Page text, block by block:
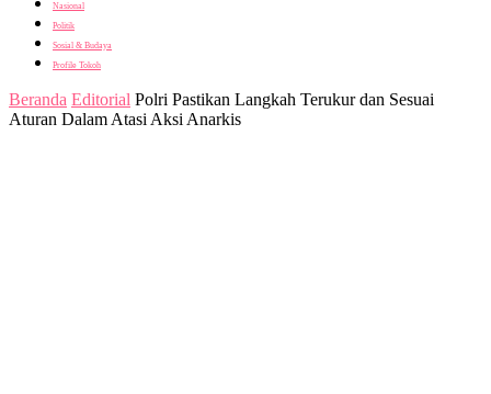
Nasional
Politik
Sosial & Budaya
Profile Tokoh
Beranda Editorial Polri Pastikan Langkah Terukur dan Sesuai
Aturan Dalam Atasi Aksi Anarkis